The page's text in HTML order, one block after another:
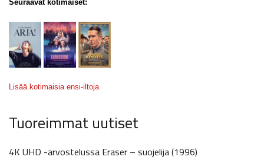
Seuraavat kotimaiset:
Lisää kotimaisia ensi-iltoja
Tuoreimmat uutiset
4K UHD -arvostelussa Eraser – suojelija (1996)